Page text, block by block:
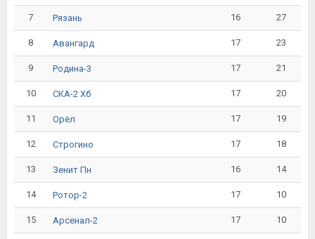
7 Рязань 16 27
8 Авангард 17 23
9 Родина-3 17 21
10 СКА-2 Хб 17 20
11 Орёл 17 19
12 Строгино 17 18
13 Зенит Пн 16 14
14 Ротор-2 17 10
15 Арсенал-2 17 10